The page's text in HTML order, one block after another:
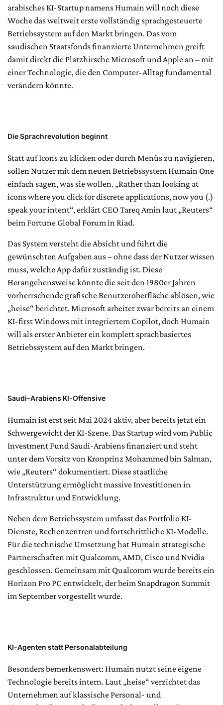
arabisches KI-Startup namens Humain will noch diese
Woche das weltweit erste vollständig sprachgesteuerte
Betriebssystem auf den Markt bringen. Das vom
saudischen Staatsfonds finanzierte Unternehmen greift
damit direkt die Platzhirsche Microsoft und Apple an – mit
einer Technologie, die den Computer-Alltag fundamental
verändern könnte.
Die Sprachrevolution beginnt
Statt auf Icons zu klicken oder durch Menüs zu navigieren,
sollen Nutzer mit dem neuen Betriebssystem Humain One
einfach sagen, was sie wollen. „Rather than looking at
icons where you click for discrete applications, now you (.)
speak your intent“, erklärt CEO Tareq Amin laut „Reuters“
beim Fortune Global Forum in Riad.
Das System versteht die Absicht und führt die
gewünschten Aufgaben aus – ohne dass der Nutzer wissen
muss, welche App dafür zuständig ist. Diese
Herangehensweise könnte die seit den 1980er Jahren
vorherrschende grafische Benutzeroberfläche ablösen, wie
„heise“ berichtet. Microsoft arbeitet zwar bereits an einem
KI-first Windows mit integriertem Copilot, doch Humain
will als erster Anbieter ein komplett sprachbasiertes
Betriebssystem auf den Markt bringen.
Saudi-Arabiens KI-Offensive
Humain ist erst seit Mai 2024 aktiv, aber bereits jetzt ein
Schwergewicht der KI-Szene. Das Startup wird vom Public
Investment Fund Saudi-Arabiens finanziert und steht
unter dem Vorsitz von Kronprinz Mohammed bin Salman,
wie „Reuters“ dokumentiert. Diese staatliche
Unterstützung ermöglicht massive Investitionen in
Infrastruktur und Entwicklung.
Neben dem Betriebssystem umfasst das Portfolio KI-
Dienste, Rechenzentren und fortschrittliche KI-Modelle.
Für die technische Umsetzung hat Humain strategische
Partnerschaften mit Qualcomm, AMD, Cisco und Nvidia
geschlossen. Gemeinsam mit Qualcomm wurde bereits ein
Horizon Pro PC entwickelt, der beim Snapdragon Summit
im September vorgestellt wurde.
KI-Agenten statt Personalabteilung
Besonders bemerkenswert: Humain nutzt seine eigene
Technologie bereits intern. Laut „heise“ verzichtet das
Unternehmen auf klassische Personal- und